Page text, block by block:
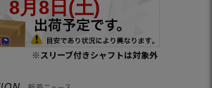
※スリーブ付きシャフトは対象外